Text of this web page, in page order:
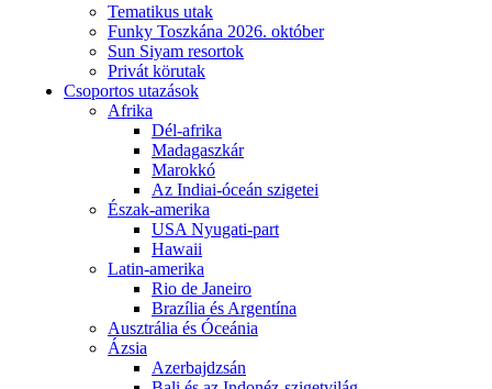
Tematikus utak
Funky Toszkána 2026. október
Sun Siyam resortok
Privát körutak
Csoportos utazások
Afrika
Dél-afrika
Madagaszkár
Marokkó
Az Indiai-óceán szigetei
Észak-amerika
USA Nyugati-part
Hawaii
Latin-amerika
Rio de Janeiro
Brazília és Argentína
Ausztrália és Óceánia
Ázsia
Azerbajdzsán